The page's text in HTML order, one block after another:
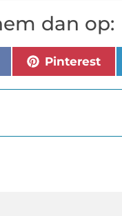
dan op:
Pinterest